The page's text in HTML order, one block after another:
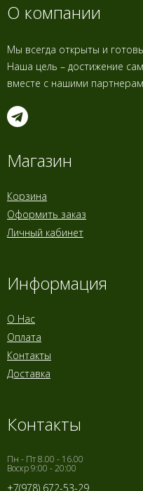
О компании
Мы всегда открыты и
Наша цель – достижение
вместе с нашими
Магазин
Корзина
Оформить заказ
Личный кабинет
Информация
О Нас
Оплата
Контакты
Доставка
Контакты
Пн - Пт 8.00 - 16.00
Воскр 9:00 - 20:00
+7(978) 672-53-29